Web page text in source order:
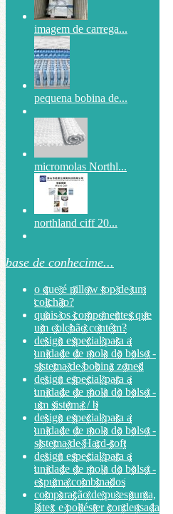
imagem de carrega...
pequena bobina de...
micromolas Northl...
northland ciff 20...
base de conhecime...
o que é pillow top de um
colchão?
quais os componentes que
um colchão contém?
design especial para a
unidade de mola do bolso -
sistema de bobina zoned
design especial para a
unidade de mola do bolso -
um sistema / b
design especial para a
unidade de mola do bolso -
sistema de Hard-soft
design especial para a
unidade de mola do bolso -
espuma combinados
comparação de pu espuma,
látex e poliéster condensada